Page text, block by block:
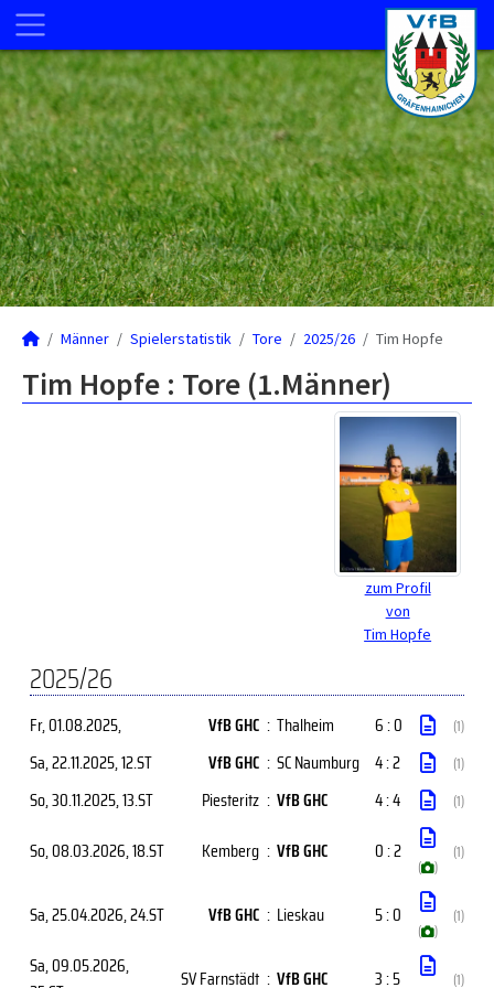
Männer Spielerstatistik Tore 2025/26 Tim Hopfe
Tim Hopfe : Tore (1.Männer)
zum Profil
von
Tim Hopfe
2025/26
Fr, 01.08.2025, VfB GHC : Thalheim 6 : 0 (1)
Sa, 22.11.2025, 12.ST VfB GHC : SC Naumburg 4 : 2 (1)
So, 30.11.2025, 13.ST Piesteritz : VfB GHC 4 : 4 (1)
So, 08.03.2026, 18.ST Kemberg : VfB GHC 0 : 2
( )
(1)
Sa, 25.04.2026, 24.ST VfB GHC : Lieskau 5 : 0
( )
(1)
Sa, 09.05.2026,
SV Farnstädt : VfB GHC 3 : 5 (1)